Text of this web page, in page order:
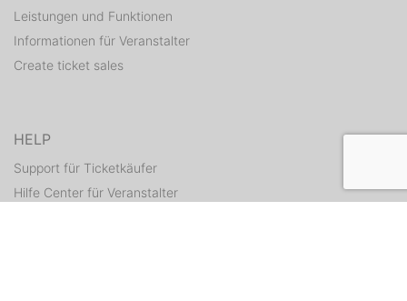
Leistungen und Funktionen
Informationen für Veranstalter
Create ticket sales
HELP
Support für Ticketkäufer
Hilfe Center für Veranstalter